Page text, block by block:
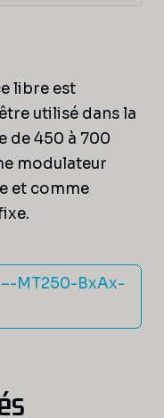
libre est
utilisé dans la
de 450 à 700
modulateur
et comme
MT250-BxAx-